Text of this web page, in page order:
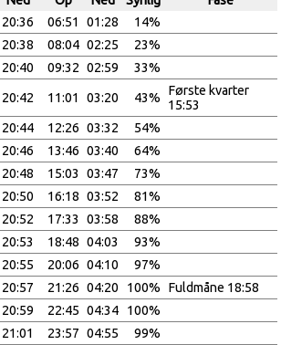
20:36 06:51 01:28
14%
20:38 08:04 02:25
23%
20:40 09:32 02:59 33%
20:42 11:01 03:20 43%
Første kvarter
15:53
20:44 12:26 03:32
54%
20:46 13:46 03:40
64%
20:48 15:03 03:47
73%
20:50 16:18 03:52
81%
20:52 17:33 03:58
88%
20:53 18:48 04:03
93%
20:55 20:06 04:10
97%
20:57 21:26 04:20 100%
Fuldmåne 18:58
20:59 22:45 04:34
100%
21:01 23:57 04:55
99%